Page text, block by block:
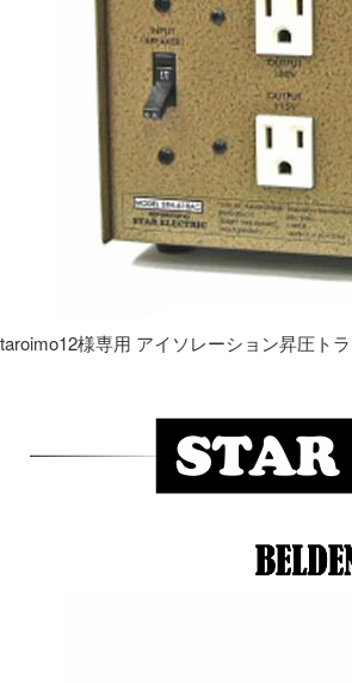
taroimo12様専用 アイソレーション昇圧ト